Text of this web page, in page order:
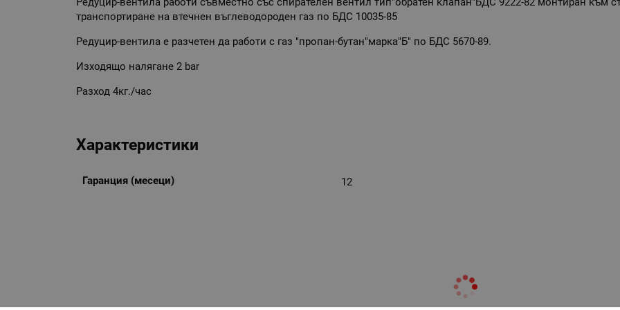
транспортиране на втечнен въглеводороден газ по БДС 10035-85
Редуцир-вентила е разчетен да работи с газ "пропан-бутан"марка"Б" по БДС 5670-89.
Изходящо налягане 2 bar
Разход 4кг./час
Характеристики
Гаранция (месеци) 12